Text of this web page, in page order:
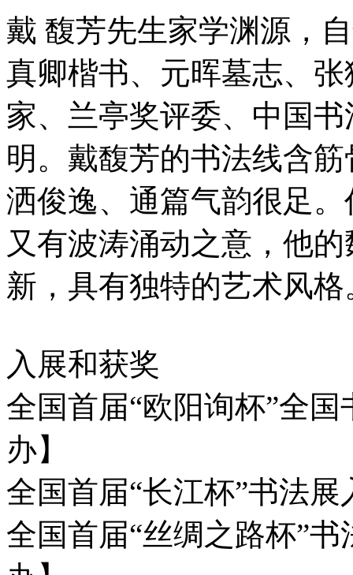
戴 馥芳先生家学渊源，
真卿楷书、元晖墓志、
家、兰亭奖评委、中国
明。戴馥芳的书法线含
洒俊逸、通篇气韵很足
又有波涛涌动之意，他
新，具有独特的艺术风格
入展和获奖
全国首届“欧阳询杯”全
办】
全国首届“长江杯”书法
全国首届“丝绸之路杯”